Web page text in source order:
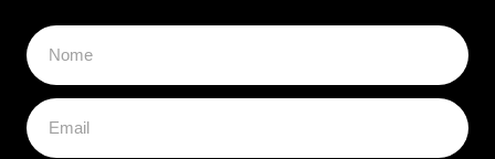
proibir estas embalagens e algumas entram em vigor já
nesta data
Cultura e sustentabilidade marcam terceira edição da
Al-Bauhaus Dream Academy